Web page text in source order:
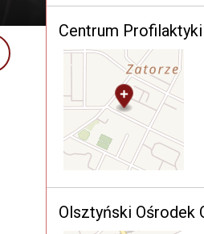
Centrum
Olsztyński Ośrodek